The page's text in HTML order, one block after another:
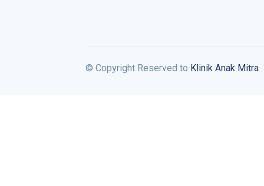
© Copyright Reserved to Klinik Anak Mitra